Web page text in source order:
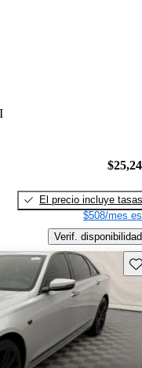
El precio incluye tasas
$508/mes
Verif. disponibilidad